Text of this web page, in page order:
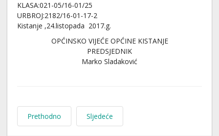
KLASA:021-05/16-01/25
URBROJ:2182/16-01-17-2
Kistanje ,24.listopada 2017.g.
OPĆINSKO VIJEĆE OPĆINE KISTANJE
PREDSJEDNIK
Marko Sladaković
Prethodno Sljedeće